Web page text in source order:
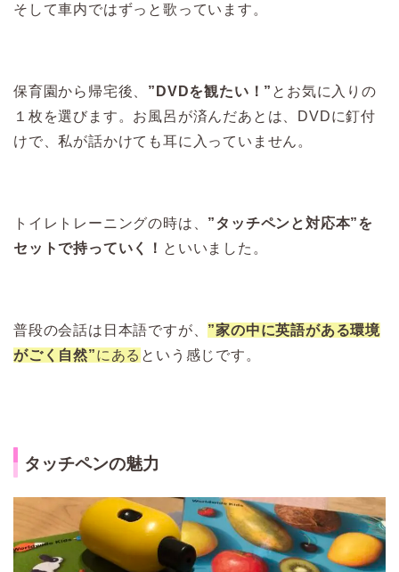
そして車内ではずっと歌っています。
保育園から帰宅後、 ”DVDを観たい！” とお気に入りの
１枚を選びます。お風呂が済んだあとは、DVDに釘付
けで、私が話かけても耳に入っていません。
トイレトレーニングの時は、 ”タッチペンと対応本”を
セットで持っていく！ といいました。
普段の会話は日本語ですが、 ”家の中に英語がある環境
がごく自然”にある という感じです。
タッチペンの魅力